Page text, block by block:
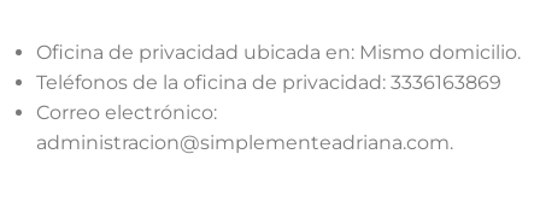
Oficina de privacidad ubicada en: Mismo domicilio.
Teléfonos de la oficina de privacidad: 3336163869
Correo electrónico:
administracion@simplementeadriana.com.